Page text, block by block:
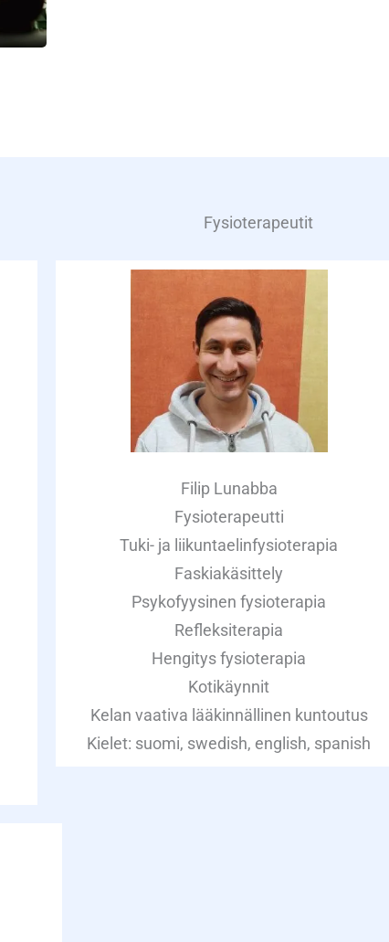
Fysioterapeutit
Filip Lunabba
Fysioterapeutti
Tuki- ja liikuntaelinfysioterapia
Faskiakäsittely
Psykofyysinen fysioterapia
Refleksiterapia
Hengitys fysioterapia
Kotikäynnit
Kelan vaativa lääkinnällinen kuntoutus
Kielet: suomi, swedish, english, spanish